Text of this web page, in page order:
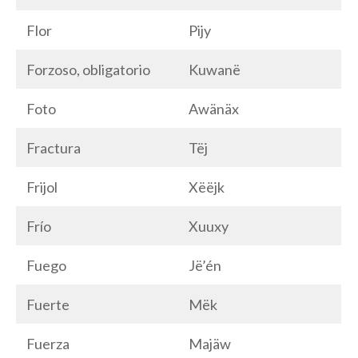
Flor Pijy
Forzoso, obligatorio Kuwanë
Foto Awänäx
Fractura Tëj
Frijol Xëëjk
Frío Xuuxy
Fuego Jë’én
Fuerte Mëk
Fuerza Majäw